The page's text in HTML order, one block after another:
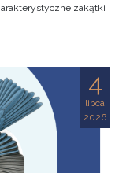
zakątki
4
lipca
2026